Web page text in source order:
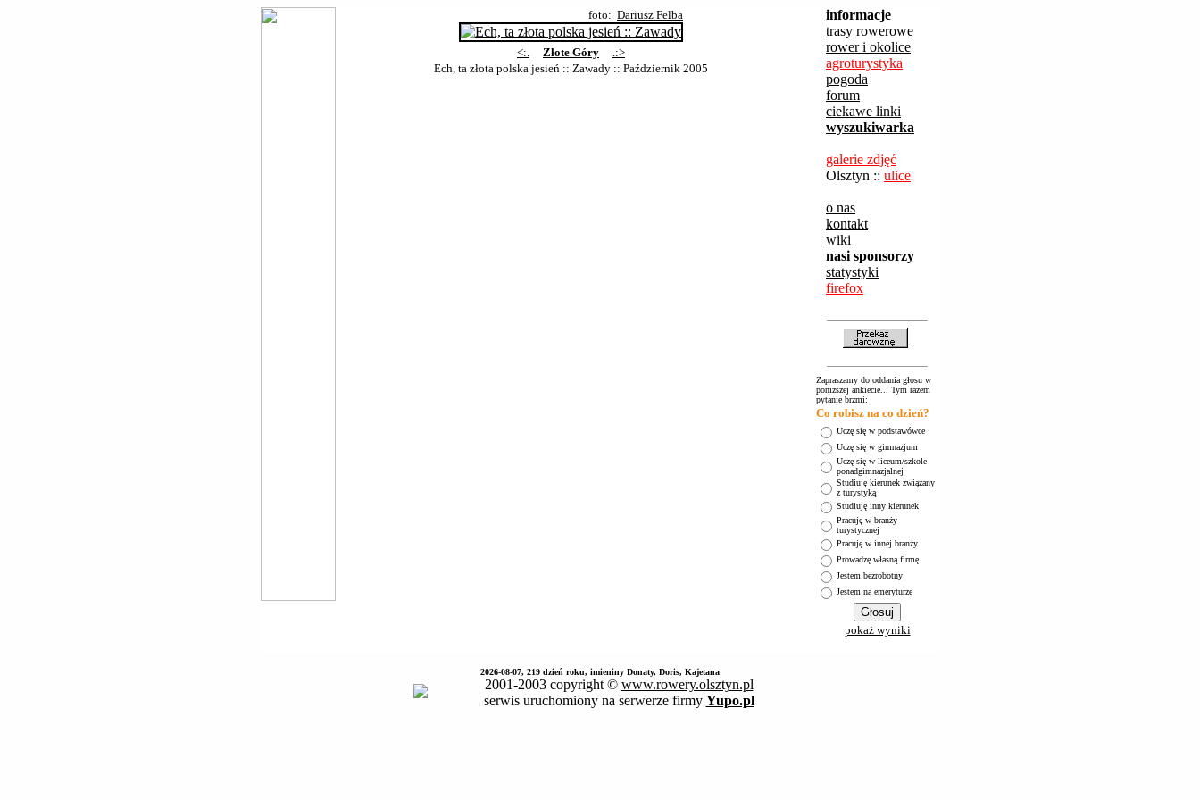
foto: Dariusz Felba
<:. Złote Góry
.:>
Ech, ta złota polska jesień :: Zawady :: Październik 2005
informacje
trasy rowerowe
rower i okolice
agroturystyka
pogoda
forum
ciekawe linki
wyszukiwarka
galerie zdjęć
Olsztyn :: ulice
o nas
kontakt
wiki
nasi sponsorzy
statystyki
firefox
Zapraszamy do oddania głosu w
poniższej ankiecie... Tym razem
pytanie brzmi:
Co robisz na co dzień?
Uczę się w podstawówce
Uczę się w gimnazjum
Uczę się w liceum/szkole
ponadgimnazjalnej
Studiuję kierunek związany
z turystyką
Studiuję inny kierunek
Pracuję w branży
turystycznej
Pracuję w innej branży
Prowadzę własną firmę
Jestem bezrobotny
Jestem na emeryturze
pokaż wyniki
2026-08-07, 219 dzień roku, imieniny Donaty, Doris, Kajetana
2001-2003 copyright © www.rowery.olsztyn.pl
serwis uruchomiony na serwerze firmy Yupo.pl